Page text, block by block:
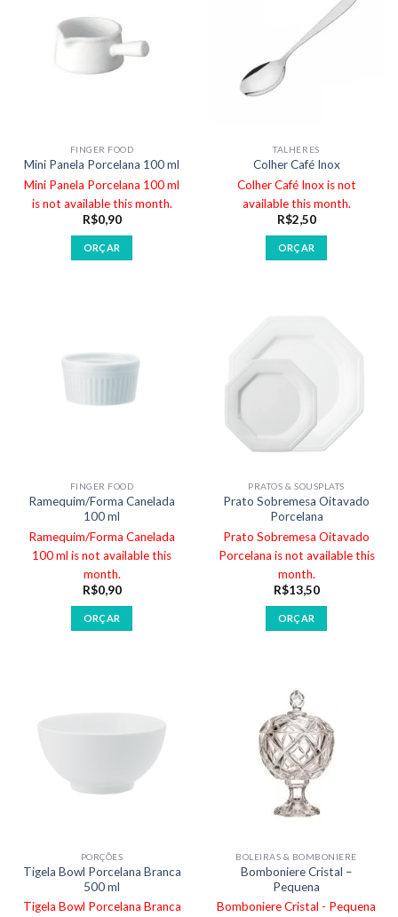
FINGER FOOD
Mini Panela Porcelana 100 ml
Mini Panela Porcelana 100 ml
is not available this month.
R$0,90
ORÇAR
TALHERES
Colher Café Inox
Colher Café Inox is not
available this month.
R$2,50
ORÇAR
FINGER FOOD
Ramequim/Forma Canelada
100 ml
Ramequim/Forma Canelada
100 ml is not available this
month.
R$0,90
ORÇAR
PRATOS & SOUSPLATS
Prato Sobremesa Oitavado
Porcelana
Prato Sobremesa Oitavado
Porcelana is not available this
month.
R$13,50
ORÇAR
PORÇÕES
Tigela Bowl Porcelana Branca
500 ml
Tigela Bowl Porcelana Branca
BOLEIRAS & BOMBONIERE
Bomboniere Cristal –
Pequena
Bomboniere Cristal - Pequena